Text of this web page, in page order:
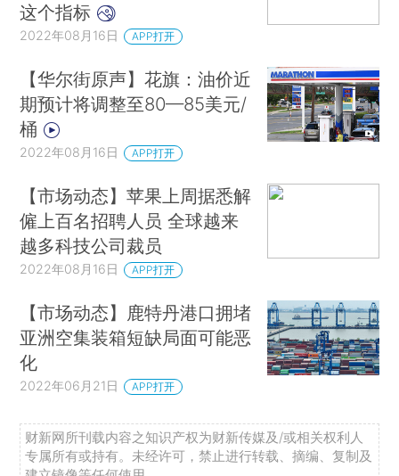
这个指标
2022年08月16日 APP打开
【华尔街原声】花旗：油价近
期预计将调整至80—85美元/
桶
2022年08月16日 APP打开
【市场动态】苹果上周据悉解
僱上百名招聘人员 全球越来
越多科技公司裁员
2022年08月16日 APP打开
【市场动态】鹿特丹港口拥堵
亚洲空集装箱短缺局面可能恶
化
2022年06月21日 APP打开
财新网所刊载内容之知识产权为财新传媒及/或相关权利人
专属所有或持有。未经许可，禁止进行转载、摘编、复制及